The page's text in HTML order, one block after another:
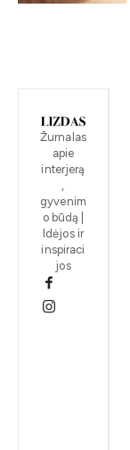
Žurnalas
apie
interjerą
,
gyvenim
o būdą |
Idėjos ir
inspiraci
jos